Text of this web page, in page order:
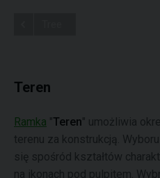
Teren
Ramka "Teren" umożliwia
terenu za konstrukcją.
się spośród kształtów
na ikonach pod pulpitem.